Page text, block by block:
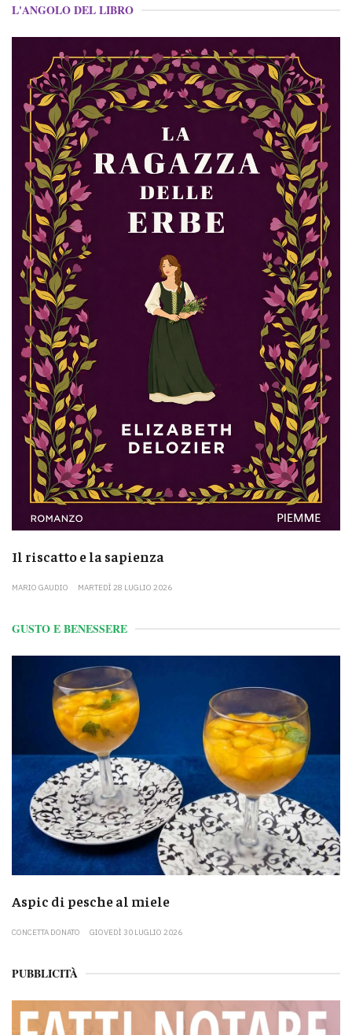
L'ANGOLO DEL LIBRO
Il riscatto e la sapienza
MARIO GAUDIO MARTEDÌ 28 LUGLIO 2026
GUSTO E BENESSERE
Aspic di pesche al miele
CONCETTA DONATO GIOVEDÌ 30 LUGLIO 2026
PUBBLICITÀ